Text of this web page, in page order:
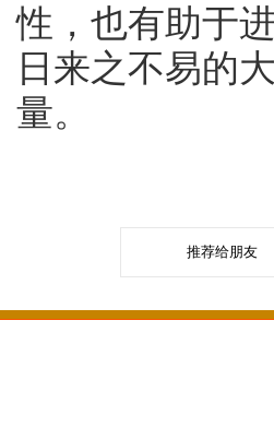
性，也有助于
日来之不易的
量。
推荐给朋友